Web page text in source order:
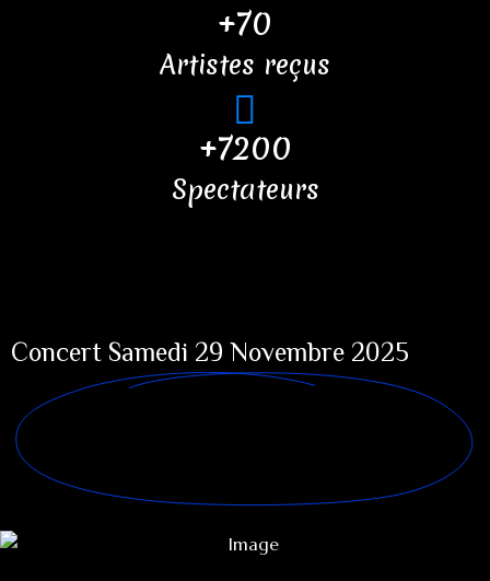
+70
Artistes reçus
+7200
Spectateurs
Concert Samedi 29 Novembre 2025